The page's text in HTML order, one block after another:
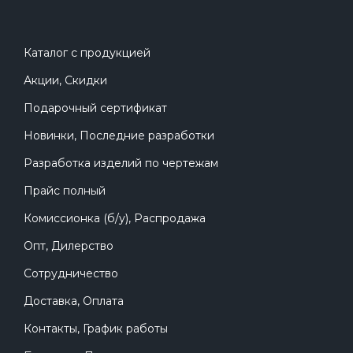
Каталог с продукцией
Акции, Скидки
Подарочный сертификат
Новинки, Последние разработки
Разработка изделий по чертежам
Прайс полный
Комиссионка (б/у), Распродажа
Опт, Дилерство
Сотрудничество
Доставка, Оплата
Контакты, График работы